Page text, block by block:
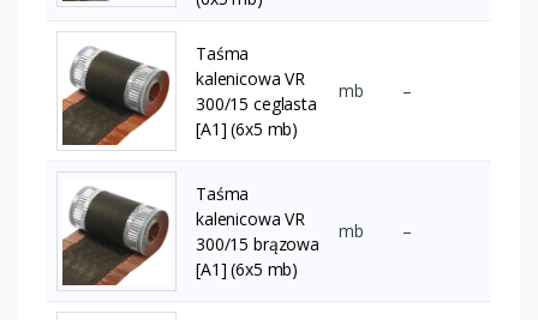
Taśma
kalenicowa VR
300/15 ceglasta
[A1] (6x5 mb)
mb –
Taśma
kalenicowa VR
300/15 brązowa
[A1] (6x5 mb)
mb –